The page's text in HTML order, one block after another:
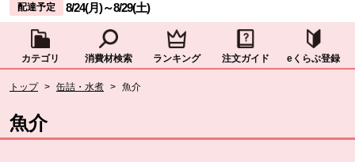
配達予定 8/24(月)～8/29(土)
カテゴリ 消費材検索 ランキング 注文ガイド eくらぶ登録
トップ > 缶詰・水煮 > 魚介
魚介